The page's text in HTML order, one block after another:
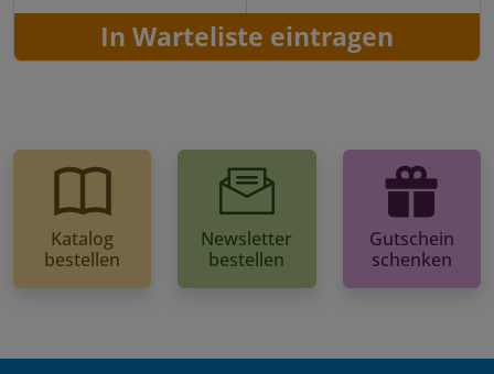
In Warteliste eintragen
Katalog
bestellen
Newsletter
bestellen
Gutschein
schenken